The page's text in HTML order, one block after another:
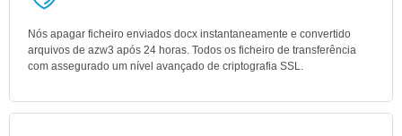
Nós apagar ficheiro enviados docx instantaneamente e convertido
arquivos de azw3 após 24 horas. Todos os ficheiro de transferência
com assegurado um nível avançado de criptografia SSL.